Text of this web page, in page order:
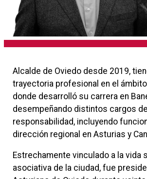
Alcalde de Oviedo desde 2019,
trayectoria profesional en el
donde desarrolló su carrera en
desempeñando distintos cargos de
responsabilidad, incluyendo
dirección regional en Asturias y
Estrechamente vinculado a la vida
asociativa de la ciudad, fue